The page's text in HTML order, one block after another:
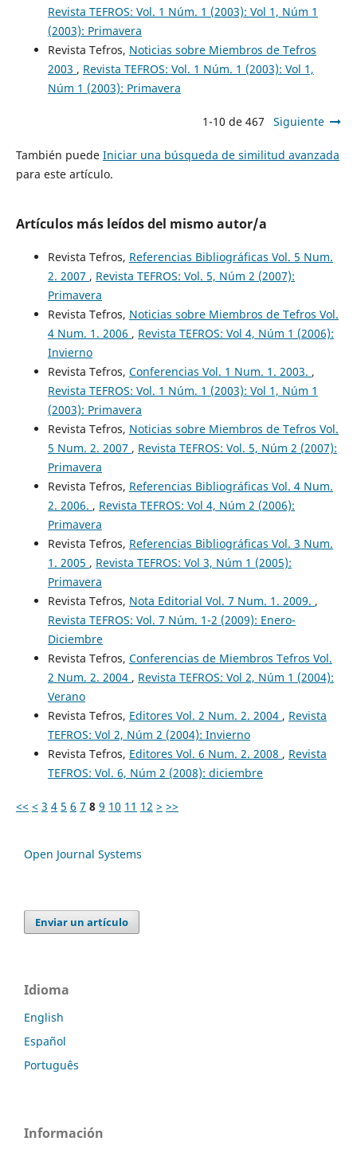
Revista TEFROS: Vol. 1 Núm. 1 (2003): Vol 1, Núm 1
(2003): Primavera
Revista Tefros, Noticias sobre Miembros de Tefros
2003 , Revista TEFROS: Vol. 1 Núm. 1 (2003): Vol 1,
Núm 1 (2003): Primavera
1-10 de 467 Siguiente
También puede Iniciar una búsqueda de similitud avanzada
para este artículo.
Artículos más leídos del mismo autor/a
Revista Tefros, Referencias Bibliográficas Vol. 5 Num.
2. 2007 , Revista TEFROS: Vol. 5, Núm 2 (2007):
Primavera
Revista Tefros, Noticias sobre Miembros de Tefros Vol.
4 Num. 1. 2006 , Revista TEFROS: Vol 4, Núm 1 (2006):
Invierno
Revista Tefros, Conferencias Vol. 1 Num. 1. 2003. ,
Revista TEFROS: Vol. 1 Núm. 1 (2003): Vol 1, Núm 1
(2003): Primavera
Revista Tefros, Noticias sobre Miembros de Tefros Vol.
5 Num. 2. 2007 , Revista TEFROS: Vol. 5, Núm 2 (2007):
Primavera
Revista Tefros, Referencias Bibliográficas Vol. 4 Num.
2. 2006. , Revista TEFROS: Vol 4, Núm 2 (2006):
Primavera
Revista Tefros, Referencias Bibliográficas Vol. 3 Num.
1. 2005 , Revista TEFROS: Vol 3, Núm 1 (2005):
Primavera
Revista Tefros, Nota Editorial Vol. 7 Num. 1. 2009. ,
Revista TEFROS: Vol. 7 Núm. 1-2 (2009): Enero-
Diciembre
Revista Tefros, Conferencias de Miembros Tefros Vol.
2 Num. 2. 2004 , Revista TEFROS: Vol 2, Núm 1 (2004):
Verano
Revista Tefros, Editores Vol. 2 Num. 2. 2004 , Revista
TEFROS: Vol 2, Núm 2 (2004): Invierno
Revista Tefros, Editores Vol. 6 Num. 2. 2008 , Revista
TEFROS: Vol. 6, Núm 2 (2008): diciembre
<< < 3 4 5 6 7 8 9 10 11 12 > >>
Open Journal Systems
Enviar un artículo
Idioma
English
Español
Português
Información